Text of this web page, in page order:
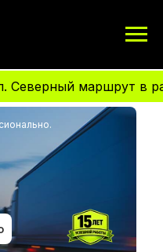
маршрут в работе!